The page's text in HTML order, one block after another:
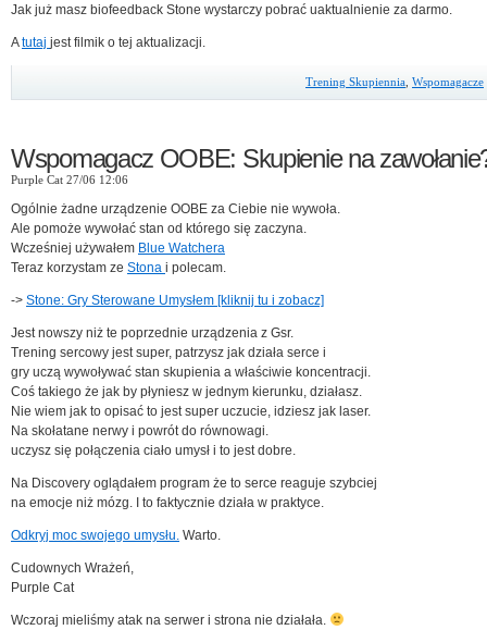
Jak już masz biofeedback Stone wystarczy pobrać uaktualnienie za darmo.
Atutaj jest filmik o tej aktualizacji.
Trening Skupiennia Wspomagacze
Wspomagacz OOBE: Skupienie na
Purple Cat 27/06 12:06
Ogólnie żadne urządzenie OOBE za Ciebie nie wywoła.
Ale pomoże wywołać stan od którego się zaczyna.
Wcześniej używałem Blue Watchera
Teraz korzystam ze Stona i polecam.
-> Stone: Gry Sterowane Umysłem [kliknij tu i zobacz]
Jest nowszy niż te poprzednie urządzenia z Gsr.
Trening sercowy jest super, patrzysz jak działa serce i
gry uczą wywoływać stan skupienia a właściwie koncentracji.
Coś takiego że jak by płyniesz w jednym kierunku, działasz.
Nie wiem jak to opisać to jest super uczucie, idziesz jak laser.
Na skołatane nerwy i powrót do równowagi.
uczysz się połączenia ciało umysł i to jest dobre.
Na Discovery oglądałem program że to serce reaguje szybciej
na emocje niż mózg. I to faktycznie działa w praktyce.
Odkryj moc swojego umysłu. Warto.
Cudownych Wrażeń,
Purple Cat
Wczoraj mieliśmy atak na serwer i strona nie działała.